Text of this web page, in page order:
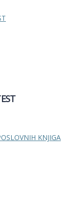
KNJIGA